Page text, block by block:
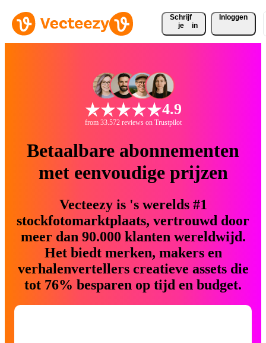
Schrijf
je
in
Inloggen
4.9
from 33.572 reviews on Trustpilot
Betaalbare abonnementen
met eenvoudige prijzen
Vecteezy is 's werelds #1
stockfotomarktplaats, vertrouwd door
meer dan 90.000 klanten wereldwijd.
Het biedt merken, makers en
verhalenvertellers creatieve assets die
tot 76% besparen op tijd en budget.